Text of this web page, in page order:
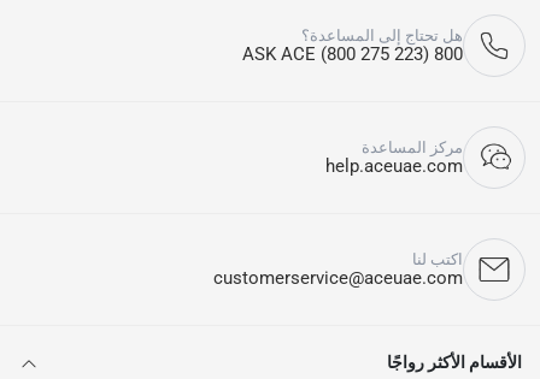
هل تحتاج إلى المساعدة؟
800 ASK ACE (800 275 223)
مركز المساعدة
help.aceuae.com
اكتب لنا
customerservice@aceuae.com
الأقسام الأكثر رواجًا